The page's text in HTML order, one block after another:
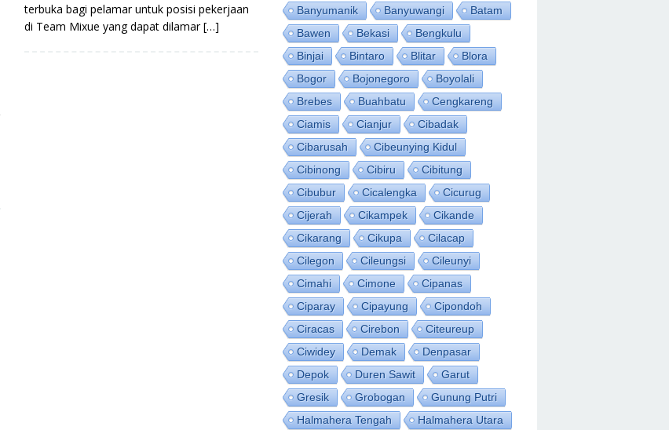
terbuka bagi pelamar untuk posisi pekerjaan
di Team Mixue yang dapat dilamar […]
Banyumanik
Banyuwangi
Batam
Bawen
Bekasi
Bengkulu
Binjai
Bintaro Blitar
Blora
Bogor
Bojonegoro
Boyolali
Brebes
Buahbatu
Cengkareng
Ciamis
Cianjur
Cibadak
Cibarusah
Cibeunying Kidul
Cibinong
Cibiru
Cibitung
Cibubur
Cicalengka
Cicurug
Cijerah
Cikampek
Cikande
Cikarang
Cikupa
Cilacap
Cilegon
Cileungsi
Cileunyi
Cimahi
Cimone
Cipanas
Ciparay
Cipayung
Cipondoh
Ciracas
Cirebon
Citeureup
Ciwidey
Demak
Denpasar
Depok
Duren Sawit
Garut
Gresik
Grobogan
Gunung Putri
Halmahera Tengah
Halmahera Utara